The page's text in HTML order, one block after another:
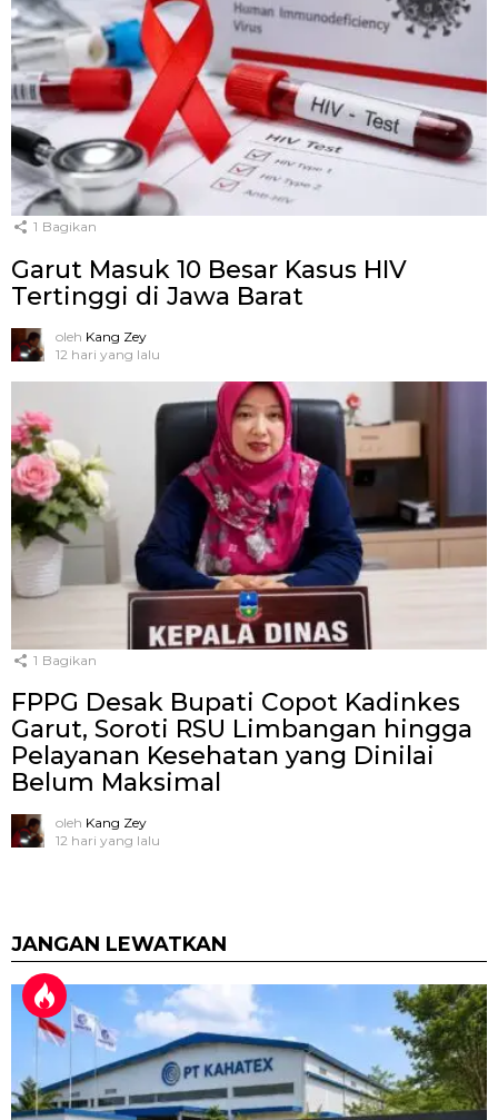
1 Bagikan
Garut Masuk 10 Besar Kasus HIV
Tertinggi di Jawa Barat
oleh Kang Zey
12 hari yang lalu
1 Bagikan
FPPG Desak Bupati Copot Kadinkes
Garut, Soroti RSU Limbangan hingga
Pelayanan Kesehatan yang Dinilai
Belum Maksimal
oleh Kang Zey
12 hari yang lalu
JANGAN LEWATKAN